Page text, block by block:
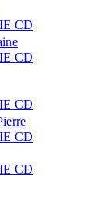
CD
CD
CD
CD
CD